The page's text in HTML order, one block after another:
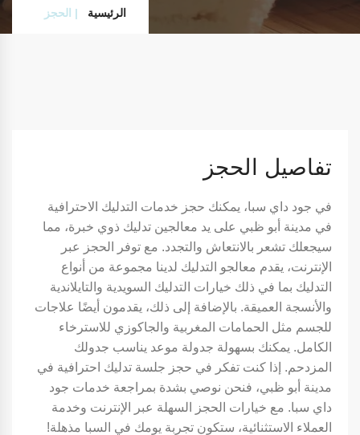
الرئيسية الحجز
تفاصيل الحجز
في جود داي سبا، يمكنك حجز خدمات التدليك الاحترافية
في مدينة أبو ظبي على يد معالجين تدليك ذوي خبرة، مما
سيجعلك تشعر بالانتعاش والتجدد. مع توفر الحجز عبر
الإنترنت، يقدم معالجو التدليك لدينا مجموعة من أنواع
التدليك بما في ذلك خيارات التدليك السويدية والتايلاندية
والأنسجة العميقة. بالإضافة إلى ذلك، يقدمون أيضًا علاجات
للجسم مثل الحمامات المغربية والجاكوزي للاسترخاء
الكامل. يمكنك بسهولة جدولة موعد يناسب جدولك
المزدحم. إذا كنت تفكر في حجز جلسة تدليك احترافية في
مدينة أبو ظبي، فنحن نوصي بشدة بمراجعة خدمات جود
داي سبا. مع خيارات الحجز السهلة عبر الإنترنت وخدمة
العملاء الاستثنائية، ستكون تجربة يومك في السبا مذهلة!